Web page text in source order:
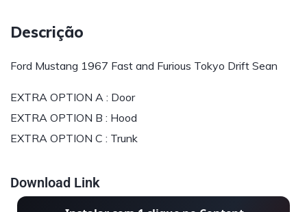
Descrição
Ford Mustang 1967 Fast and Furious Tokyo Drift Sean
EXTRA OPTION A : Door
EXTRA OPTION B : Hood
EXTRA OPTION C : Trunk
Download Link